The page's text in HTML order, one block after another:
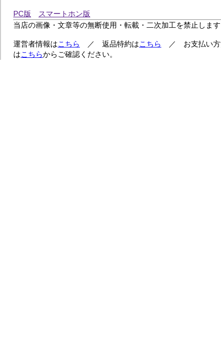
PC版
スマートホン版
当店の画像・文章等の無断使用・転載・二次加工を禁止しま
運営者情報はこちら ／ 返品特約はこちら
／ お支払い方
はこちらからご確認ください。